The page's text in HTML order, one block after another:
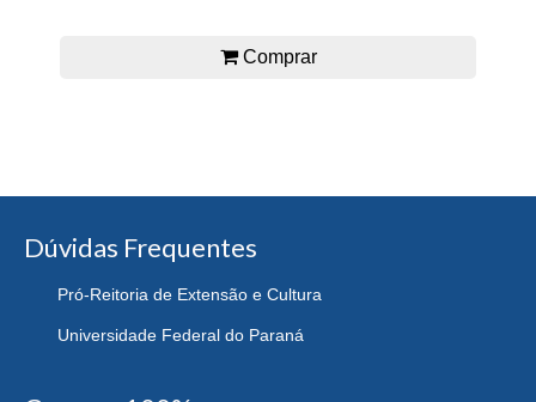
Comprar
Dúvidas Frequentes
Pró-Reitoria de Extensão e Cultura
Universidade Federal do Paraná